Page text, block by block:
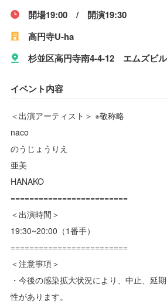
開場19:00 / 開演19:30
高円寺U-ha
杉並区高円寺南4-4-12 エムズビ
イベント内容
＜出演アーティスト＞ ※敬称略
naco
のうじょうりえ
亜美
HANAKO
=========================
＜出演時間＞
19:30~20:00（1番手）
=========================
＜注意事項＞
・今後の感染拡大状況により、中止、延
性があります。